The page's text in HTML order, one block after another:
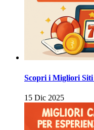
Scopri i Migliori Siti
15 Dic 2025